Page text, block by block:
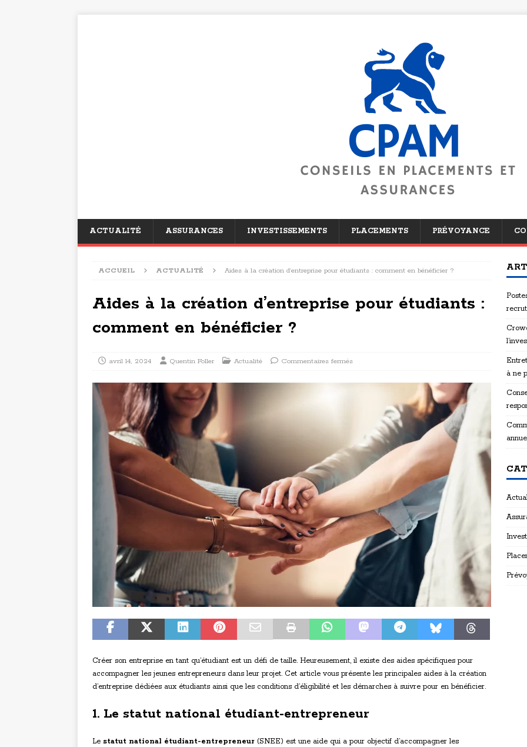
ACTUALITÉ ASSURANCES INVESTISSEMENTS PLACEMENTS PRÉVOYANCE
ACCUEIL ACTUALITÉ Aides à la création d’entreprise pour étudiants : comment en bénéficier ?
Aides à la création d’entreprise pour étudiants :
comment en bénéficier ?
avril 14, 2024 Quentin Foller Actualité Commentaires fermés
Créer son entreprise en tant qu’étudiant est un défi de taille. Heureusement, il existe des aides spécifiques pour
accompagner les jeunes entrepreneurs dans leur projet. Cet article vous présente les principales aides à la création
d’entreprise dédiées aux étudiants ainsi que les conditions d’éligibilité et les démarches à suivre pour en bénéficier.
1. Le statut national étudiant-entrepreneur
Le statut national étudiant-entrepreneur (SNEE) est une aide qui a pour objectif d’accompagner les
à ne